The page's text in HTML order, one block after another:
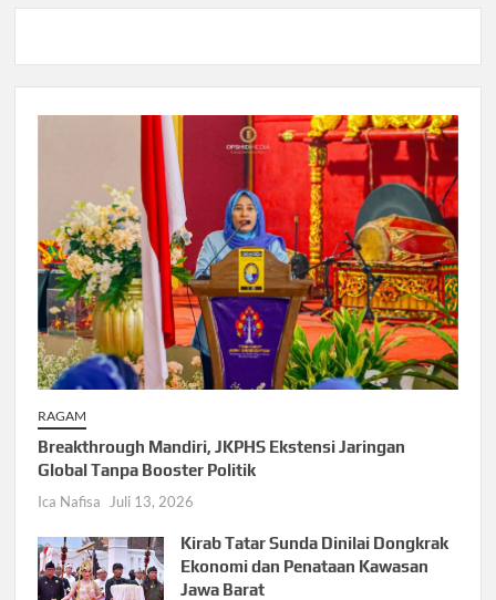
RAGAM
Breakthrough Mandiri, JKPHS Ekstensi Jaringan
Global Tanpa Booster Politik
Ica Nafisa Juli 13, 2026
Kirab Tatar Sunda Dinilai Dongkrak
Ekonomi dan Penataan Kawasan
Jawa Barat